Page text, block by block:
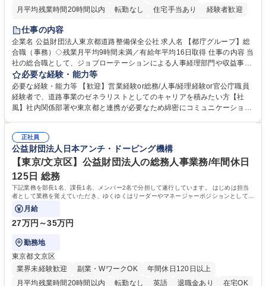
月平均残業時間20時間以内
転勤なし 住宅手当あり
経験者歓迎
研修あり
退職金あり
駅近5分以内
資格取得手当あり 食事補助あり
仕事の内容
企業名 公益財団法人東京都道路整備保全公社 求人名 【都庁グループ】総
合職（事務）◇残業月平均9時間未満／有給年平均16日取得 仕事の内容 当
社の総合職として、ジョブローテーションによる人事経理部門や収益事業
等のフロント部門の部署等幅広い部署での業務をお任せいたします。研修
制度やキャリア支援が充実しております！ ※下記業務詳細 【業務詳細】■
管理部門：広報、人事、経理など当公社の運営に係る管理業務 ■収益部
門：駐車場の新規開拓、管理運営、新宿駅西口広場の「イベントコーナ
道路施設や道路工事現場の見学ツアー事業 ※入社後は上記いずれかの部門
へ配属。※業務内容変更の範囲：会社の定める業務 募集職種 【都庁グル
ープ】総合職（事務）◇残業月平均9時間未満／有給年平均16日取得
必要な経験・能力等
必要な経験・能力等 【歓迎】営業経験or総務/人事/経理経験or官公庁職員
経験者で、道路事業のゼネラリストとしてのキャリアを積みたい方【社
風】社内関係部署や東京都と連携が必要なため綿密にコミュニケーション
部門など多岐に渡る業務を経験できます。 ■様々なプロジェクト：駐車場
事業の他、新宿駅西口広場内に設置された照明を兼ねた広告「ブライトサ
イン」の管理運営を行うなど、事業収益を生み出す活動を積極的に行って
います。 学歴・資格 学歴：大学院 大学 高専 短大 専修学校 高校 語学力：
資格：
正社員
公益財団法人日本アンチ・ドーピング機構
【東京/文京区】公益財団法人の総務人事業務/年間休日
125日 総務
下記業務を部長1名、課長1名、メンバー2名で分担して遂行しています。 はじめは担当
者として業務を覚えていただき、ゆくゆくはリーダーやマネージャーポジションとして活
躍いただくことを期待しています。
月給
27万円～35万円
勤務地
東京都文京区
業界未経験歓迎
副業・WワークOK
年間休日120日以上
月平均残業時間20時間以内
転勤なし 英語 退職金あり
在宅OK